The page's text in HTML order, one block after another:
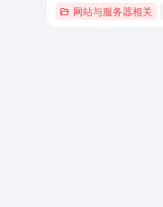
网站与服务器相关